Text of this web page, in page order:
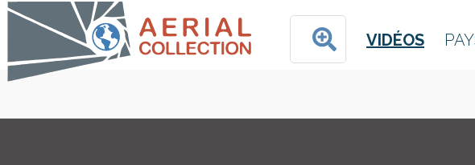
VIDÉOS